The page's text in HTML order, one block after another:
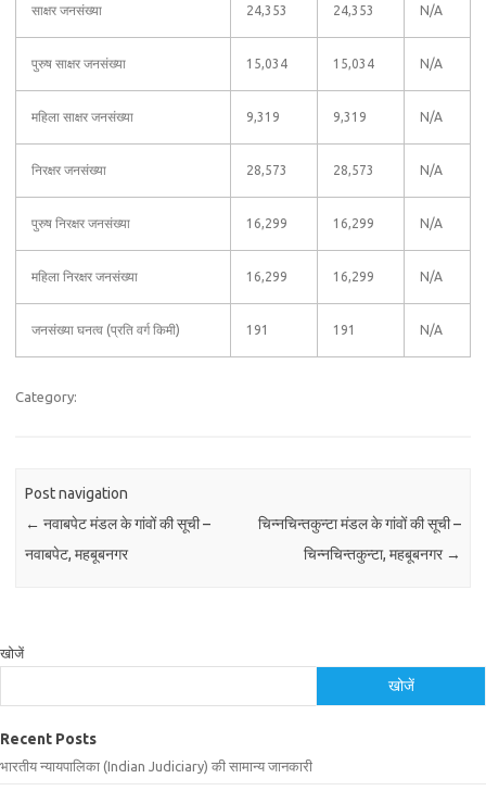
साक्षर जनसंख्या 24,353 24,353 N/A
पुरुष साक्षर जनसंख्या 15,034 15,034 N/A
महिला साक्षर जनसंख्या 9,319 9,319 N/A
निरक्षर जनसंख्या 28,573 28,573 N/A
पुरुष निरक्षर जनसंख्या 16,299 16,299 N/A
महिला निरक्षर जनसंख्या 16,299 16,299 N/A
जनसंख्या घनत्व (प्रति वर्ग किमी) 191 191 N/A
Category:
Post navigation
← नवाबपेट मंडल के गांवों की सूची –
नवाबपेट, महबूबनगर
चिन्नचिन्तकुन्टा मंडल के गांवों की सूची –
चिन्नचिन्तकुन्टा, महबूबनगर →
खोजें
खोजें
Recent Posts
भारतीय न्यायपालिका (Indian Judiciary) की सामान्य जानकारी